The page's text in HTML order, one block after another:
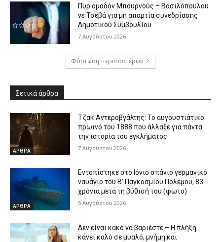
Πυρ ομαδόν Μπουρνούς – Βασιλόπουλου
vs Τσεβά για μη απαρτία συνεδρίασης
Δημοτικού Συμβουλίου
7 Αυγούστου 2026
Φόρτωση περισσοτέρων
Σετικά άρθρα
ΑΡΘΡΑ
Τζακ Αντεροβγάλτης: To αυγουστιάτικο
πρωινό του 1888 που άλλαξε για πάντα
την ιστορία του εγκλήματος
7 Αυγούστου 2026
ΑΡΘΡΑ
Εντοπίστηκε στο Ιόνιο σπάνιο γερμανικό
ναυάγιο του Β’ Παγκοσμίου Πολέμου, 83
χρόνια μετά τη βύθισή του (φωτο)
5 Αυγούστου 2026
Δεν είναι κακό να βαριέστε – Η πλήξη
κάνει καλό σε μυαλό, μνήμη και